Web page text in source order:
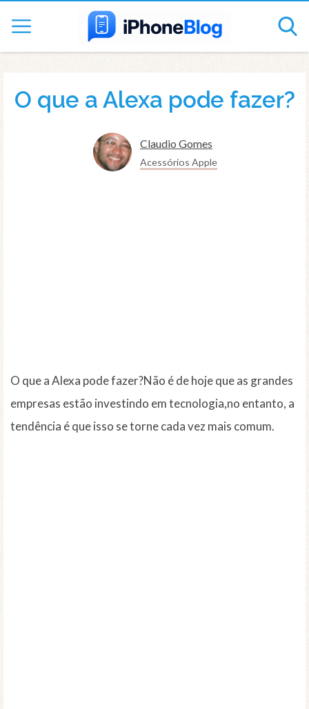
O que a Alexa pode fazer?
Claudio Gomes
Acessórios Apple
O que a Alexa pode fazer?Não é de hoje que as grandes
empresas estão investindo em tecnologia,no entanto, a
tendência é que isso se torne cada vez mais comum.